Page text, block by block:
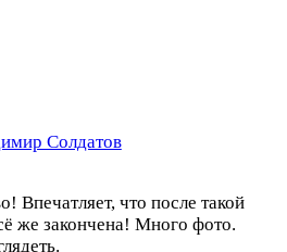
Солдатов
Впечатляет, что после такой
же закончена! Много фото.